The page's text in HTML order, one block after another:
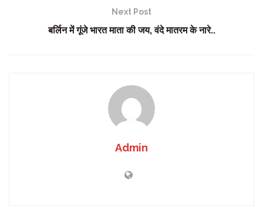
Next Post
बर्लिन में गूंजे भारत माता की जय, वंदे मातरम के नारे..
Admin